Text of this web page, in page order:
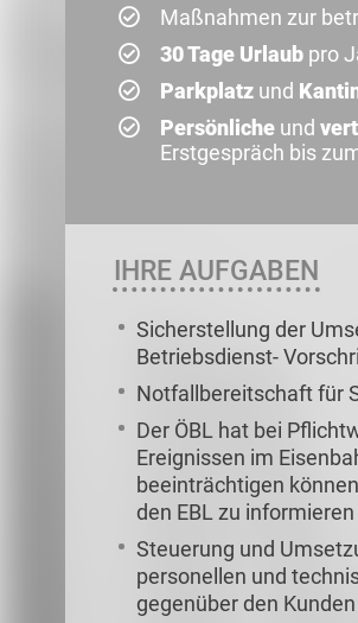
Maßnahmen zur
30 Tage Urlaub pro
Parkplatz und
Persönliche und
Erstgespräch bis
IHRE AUFGABEN
Sicherstellung der
Betriebsdienst-
Notfallbereitschaft für
Der ÖBL hat bei
Ereignissen im
beeinträchtigen
den EBL zu
Steuerung und
personellen und
gegenüber den